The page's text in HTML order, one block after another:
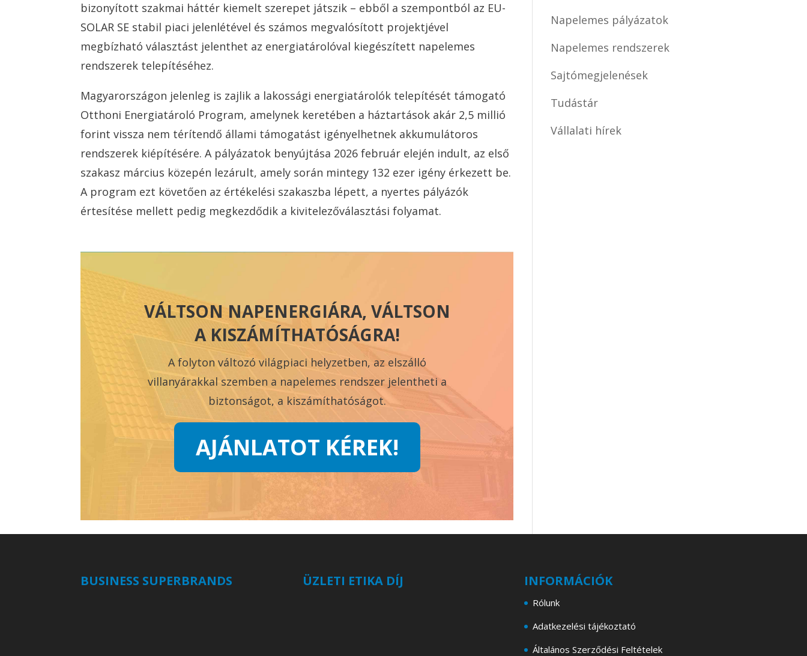
bizonyított szakmai háttér kiemelt szerepet játszik – ebből a szempontból az EU-
SOLAR SE stabil piaci jelenlétével és számos megvalósított projektjével
megbízható választást jelenthet az energiatárolóval kiegészített napelemes
rendszerek telepítéséhez.
Magyarországon jelenleg is zajlik a lakossági energiatárolók telepítését támogató
Otthoni Energiatároló Program, amelynek keretében a háztartások akár 2,5 millió
forint vissza nem térítendő állami támogatást igényelhetnek akkumulátoros
rendszerek kiépítésére. A pályázatok benyújtása 2026 február elején indult, az első
szakasz március közepén lezárult, amely során mintegy 132 ezer igény érkezett be.
A program ezt követően az értékelési szakaszba lépett, a nyertes pályázók
értesítése mellett pedig megkezdődik a kivitelezőválasztási folyamat.
VÁLTSON NAPENERGIÁRA, VÁLTSON
A KISZÁMÍTHATÓSÁGRA!
A folyton változó világpiaci helyzetben, az elszálló
villanyárakkal szemben a napelemes rendszer jelentheti a
biztonságot, a kiszámíthatóságot.
AJÁNLATOT KÉREK!
Napelemes pályázatok
Napelemes rendszerek
Sajtómegjelenések
Tudástár
Vállalati hírek
BUSINESS SUPERBRANDS ÜZLETI ETIKA DÍJ INFORMÁCIÓK
Rólunk
Adatkezelési tájékoztató
Általános Szerződési Feltételek